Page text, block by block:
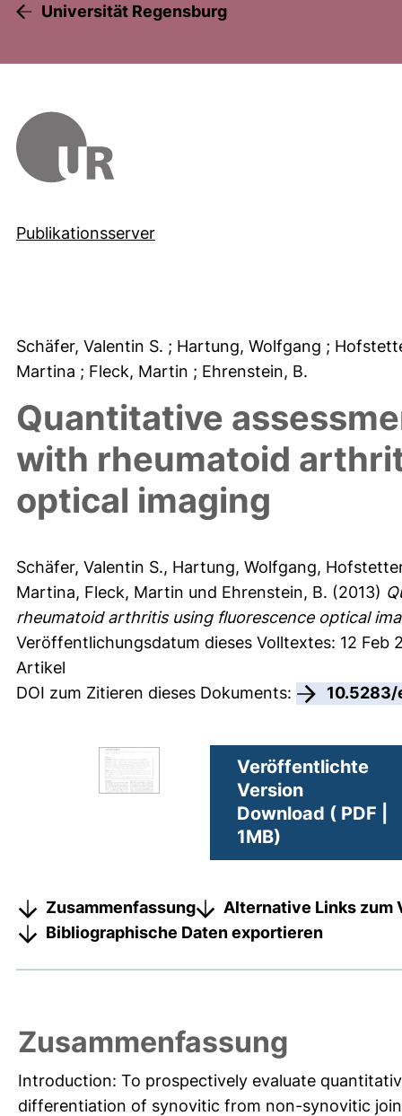
Universität Regensburg
Publikationsserver
Schäfer, Valentin S. ; Hartung, Wolfgang ;
Martina ; Fleck, Martin ; Ehrenstein, B.
Quantitative
with rheumatoid
optical imaging
Schäfer, Valentin S., Hartung, Wolfgang,
Martina, Fleck, Martin und Ehrenstein, B. (2013)
rheumatoid arthritis using fluorescence optical
Veröffentlichungsdatum dieses Volltextes: 12 Feb
Artikel
DOI zum Zitieren dieses Dokuments:
Veröffentlichte
Version
Download ( PDF |
1MB)
Zusammenfassung
Alternative Links zum
Bibliographische Daten exportieren
Zusammenfassung
Introduction: To prospectively evaluate
differentiation of synovitic from non-synovitic